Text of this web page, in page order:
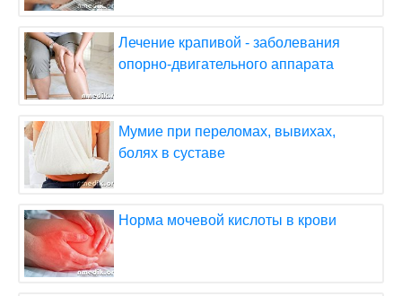
Лечение крапивой - заболевания
опорно-двигательного аппарата
Мумие при переломах, вывихах,
болях в суставе
Норма мочевой кислоты в крови